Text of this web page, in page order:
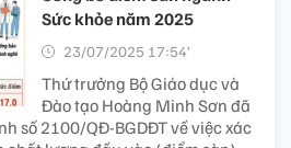
Sức khỏe năm 2025
23/07/2025 17:54’
Thứ trưởng Bộ Giáo dục và
Đào tạo Hoàng Minh Sơn đã
số 2100/QĐ-BGDĐT về việc xác